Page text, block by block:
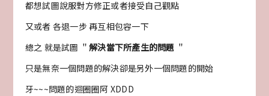
都想試圖說服對方修正或者接受自己觀點
又或者 各退一步 再互相包容一下
總之 就是試圖 ＂解決當下所產生的問題 ＂
只是無奈一個問題的解決卻是另外一個問題的開始
牙~~~問題的迴圈圈阿 XDDD